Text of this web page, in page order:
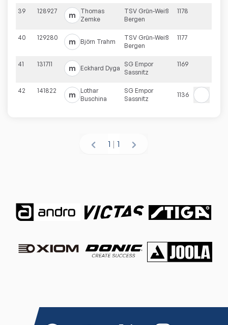
39 128927 m
Thomas
Zemke
TSV Grün-Weiß
Bergen
1178
40 129280 m Björn Trahm
TSV Grün-Weiß
Bergen
1177
41 131711 m Eckhard Dyga
SG Empor
Sassnitz
1169
42 141822 m
Lothar
Buschina
SG Empor
Sassnitz
1136
1 | 1